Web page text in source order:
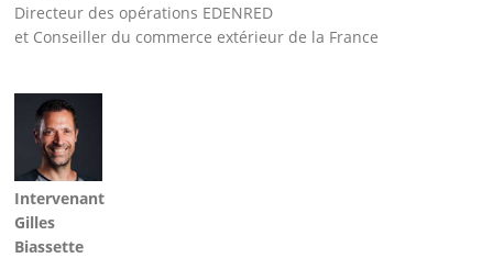
Directeur des opérations EDENRED
et Conseiller du commerce extérieur de la France
Intervenant
Gilles
Biassette